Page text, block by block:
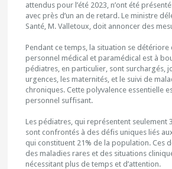
attendus pour l’été 2023, n’ont été
avec près d’un an de retard. Le ministre
Santé, M. Valletoux, doit annoncer des
Pendant ce temps, la situation se détériore
personnel médical et paramédical est à
pédiatres, en particulier, sont surchargés,
urgences, les maternités, et le suivi de
chroniques. Cette polyvalence essentielle
personnel suffisant.
Les pédiatres, qui représentent seulement
sont confrontés à des défis uniques liés
qui constituent 21% de la population. Ces
des maladies rares et des situations
nécessitant plus de temps et d’attention.